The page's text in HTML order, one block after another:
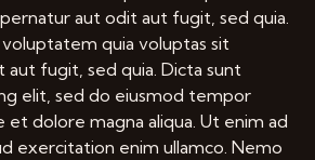
aut odit aut fugit, sed quia.
quia voluptas sit
aut fugit, sed quia. Dicta sunt
elit, sed do eiusmod tempor
et dolore magna aliqua. Ut enim ad
exercitation enim ullamco. Nemo